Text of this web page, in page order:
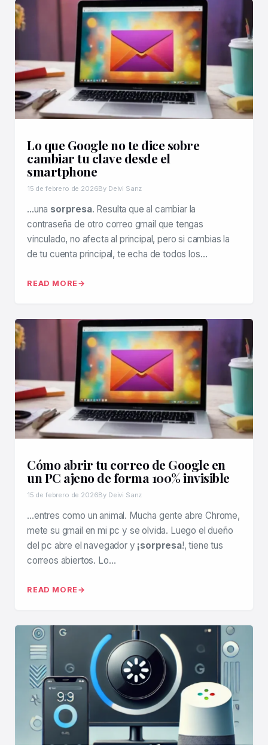
Lo que Google no te dice sobre
cambiar tu clave desde el
smartphone
15 de febrero de 2026By Deivi Sanz
…una sorpresa. Resulta que al cambiar la
contraseña de otro correo gmail que tengas
vinculado, no afecta al principal, pero si cambias la
de tu cuenta principal, te echa de todos los…
READ MORE
Cómo abrir tu correo de Google en
un PC ajeno de forma 100% invisible
15 de febrero de 2026By Deivi Sanz
…entres como un animal. Mucha gente abre Chrome,
mete su gmail en mi pc y se olvida. Luego el dueño
del pc abre el navegador y ¡sorpresa!, tiene tus
correos abiertos. Lo…
READ MORE